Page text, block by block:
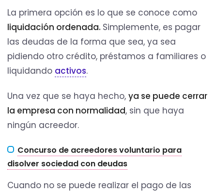
La primera opción es lo que se conoce como
liquidación ordenada. Simplemente, es pagar
las deudas de la forma que sea, ya sea
pidiendo otro crédito, préstamos a familiares o
liquidando activos.
Una vez que se haya hecho, ya se puede cerrar
la empresa con normalidad, sin que haya
ningún acreedor.
Concurso de acreedores voluntario para
disolver sociedad con deudas
Cuando no se puede realizar el pago de las